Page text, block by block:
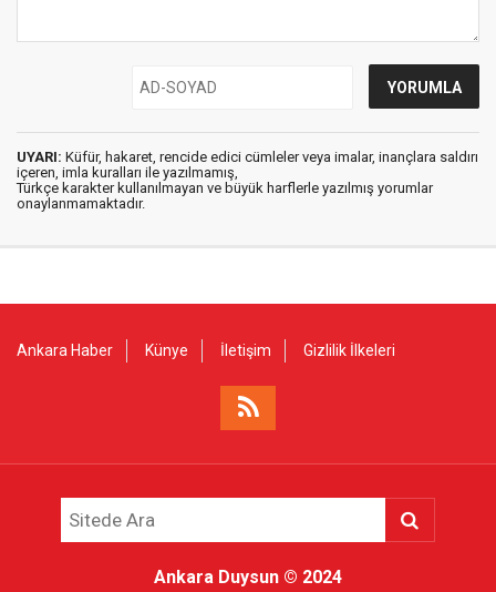
UYARI: Küfür, hakaret, rencide edici cümleler veya imalar, inançlara saldırı
içeren, imla kuralları ile yazılmamış,
Türkçe karakter kullanılmayan ve büyük harflerle yazılmış yorumlar
onaylanmamaktadır.
Ankara Haber Künye İletişim Gizlilik İlkeleri
Ankara Duysun © 2024